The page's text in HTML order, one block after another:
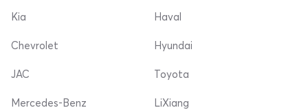
Kia
Chevrolet
Haval
Hyundai
JAC
Mercedes-Benz
Toyota
LiXiang